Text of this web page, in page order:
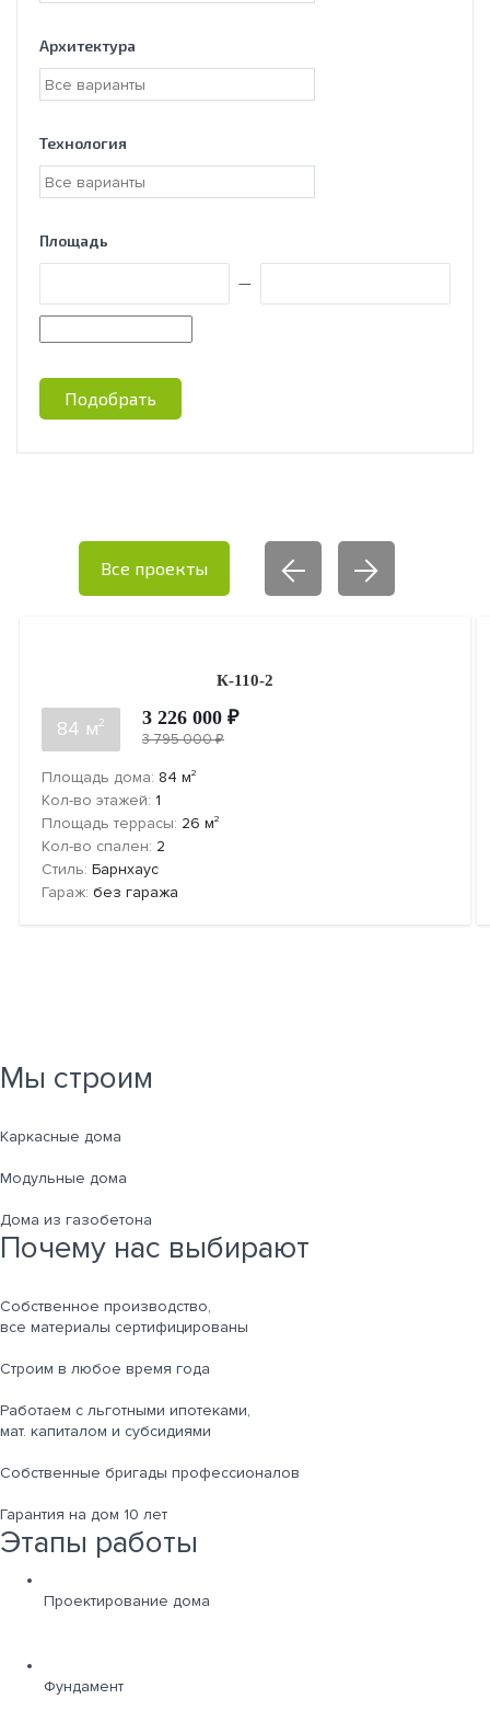
Архитектура
Технология
Площадь
—
Подобрать
Все проекты
К-110-2
84 м2 3 226 000 ₽
3 795 000 ₽
Площадь дома: 84 м2
Кол-во этажей: 1
Площадь террасы: 26 м2
Кол-во спален: 2
Стиль: Барнхаус
Гараж: без гаража
Мы строим
Каркасные дома
Модульные дома
Дома из газобетона
Почему нас выбирают
Собственное производство,
все материалы сертифицированы
Строим в любое время года
Работаем с льготными ипотеками,
мат. капиталом и субсидиями
Собственные бригады профессионалов
Гарантия на дом 10 лет
Этапы работы
Проектирование дома
Фундамент